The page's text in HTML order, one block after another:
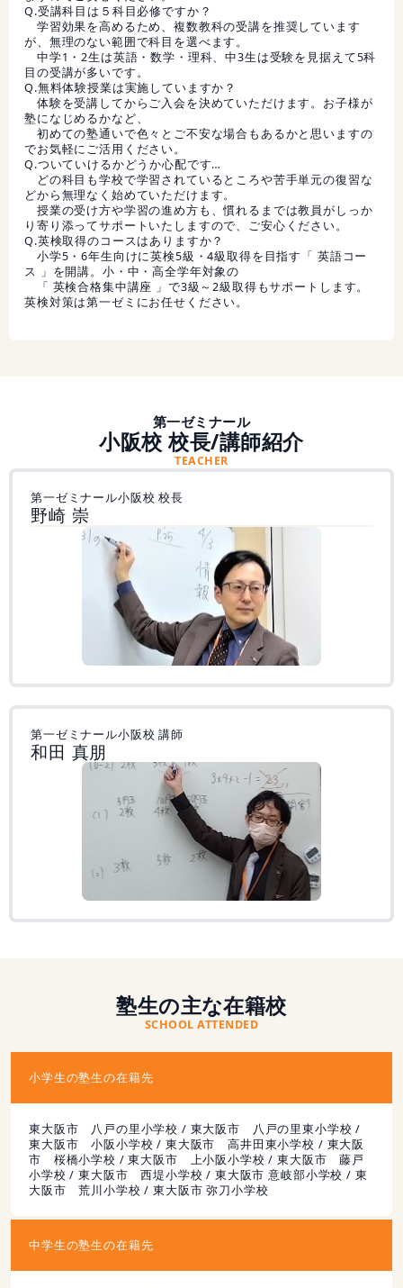
Q.受講科目は５科目必修ですか？
学習効果を高めるため、複数教科の受講を推奨しています
が、無理のない範囲で科目を選べます。
中学1・2生は英語・数学・理科、中3生は受験を見据えて5科
目の受講が多いです。
Q.無料体験授業は実施していますか？
体験を受講してからご入会を決めていただけます。お子様が
塾になじめるかなど、
初めての塾通いで色々とご不安な場合もあるかと思いますの
でお気軽にご活用ください。
Q.ついていけるかどうか心配です…
どの科目も学校で学習されているところや苦手単元の復習な
どから無理なく始めていただけます。
授業の受け方や学習の進め方も、慣れるまでは教員がしっか
り寄り添ってサポートいたしますので、ご安心ください。
Q.英検取得のコースはありますか？
小学5・6年生向けに英検5級・4級取得を目指す「 英語コー
ス 」を開講。小・中・高全学年対象の
「 英検合格集中講座 」で3級～2級取得もサポートします。
英検対策は第一ゼミにお任せください。
第一ゼミナール
小阪校 校長/講師紹介
TEACHER
第一ゼミナール小阪校 校長
野崎 崇
第一ゼミナール小阪校 講師
和田 真朋
塾生の主な在籍校
SCHOOL ATTENDED
小学生の塾生の在籍先
東大阪市 八戸の里小学校 / 東大阪市 八戸の里東小学校 /
東大阪市 小阪小学校 / 東大阪市 高井田東小学校 / 東大阪
市 桜橋小学校 / 東大阪市 上小阪小学校 / 東大阪市 藤戸
小学校 / 東大阪市 西堤小学校 / 東大阪市 意岐部小学校 / 東
大阪市 荒川小学校 / 東大阪市 弥刀小学校
中学生の塾生の在籍先